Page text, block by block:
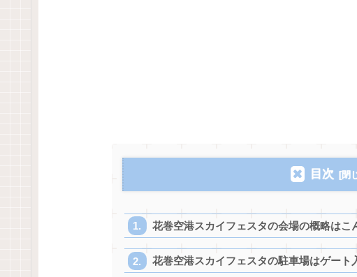
目次
花巻空港スカイフェスタの会場の概略はこ
花巻空港スカイフェスタの駐車場はゲート